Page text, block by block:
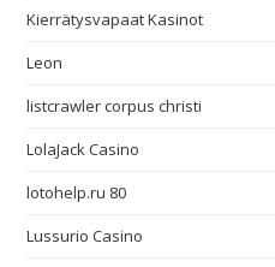
Kierrätysvapaat Kasinot
Leon
listcrawler corpus christi
LolaJack Casino
lotohelp.ru 80
Lussurio Casino